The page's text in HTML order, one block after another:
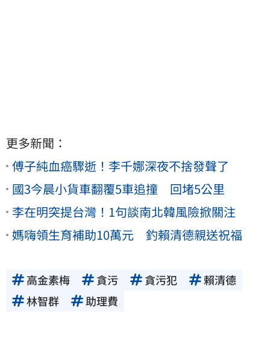
更多新聞：
傅子純血癌驟逝！李千娜深夜不捨發聲了
國3今晨小貨車翻覆5車追撞 回堵5公里
李在明突提台灣！1句談南北韓風險掀關注
媽嗨領生育補助10萬元 釣賴清德親送祝福
高金素梅 貪污 貪污犯
賴清德
林智群
助理費